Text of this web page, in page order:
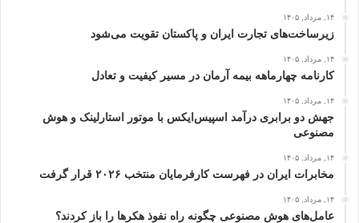
۱۴, مرداد, ۱۴۰۵
زیرساخت‌های تجارت ایران و پاکستان تقویت می‌شود
۱۴, مرداد, ۱۴۰۵
کارنامه چهارماهه بیمه آرمان در مسیر کیفیت و تعادل
۱۴, مرداد, ۱۴۰۵
جهش دو برابری درآمد اسپیس‌ایکس با موتور استارلینک و هوش
مصنوعی
۱۴, مرداد, ۱۴۰۵
مخابرات ایران در فهرست کارفرمایان منتخب ۲۰۲۶ قرار گرفت
۱۴, مرداد, ۱۴۰۵
عامل‌های هوش مصنوعی چگونه راه نفوذ هکرها را باز کردند؟